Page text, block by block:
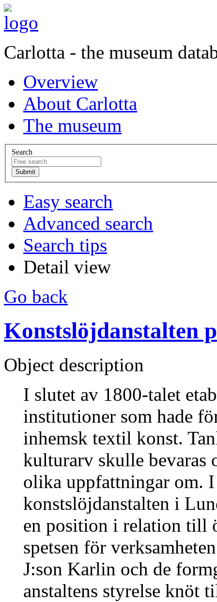
Carlotta - the museum
Overview
About Carlotta
The museum
Search
Easy search
Advanced search
Search tips
Detail view
Go back
Konstslöjdanstalten
Object description
I slutet av 1800-talet
institutioner som hade
inhemsk textil konst.
kulturarv skulle bevaras
olika uppfattningar om. I
konstslöjdanstalten i
en position i relation till
spetsen för
J:son Karlin och de
anstaltens styrelse knöt